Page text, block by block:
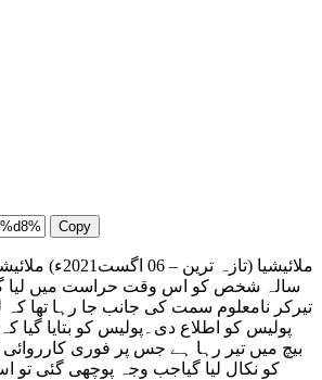
Copy
سالہ شخص کو اس وقت حراست میں لیا
تیرکر نامعلوم سمت کی جانب جا رہا تھا کہ
پولیس کو اطلاع دی۔پولیس کو بتایا
بیچ میں تیر رہا ہے جس پر فوری
کو نکال لیا گیاجب وجہ پوچھی گئی تو اس